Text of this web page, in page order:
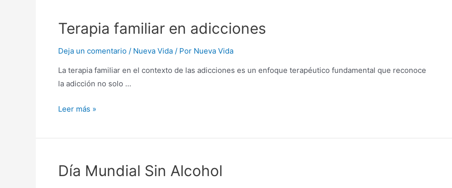
Terapia familiar en adicciones
Deja un comentario / Nueva Vida / Por Nueva Vida
La terapia familiar en el contexto de las adicciones es un enfoque terapéutico fundamental que reconoce
la adicción no solo …
Leer más »
Día Mundial Sin Alcohol